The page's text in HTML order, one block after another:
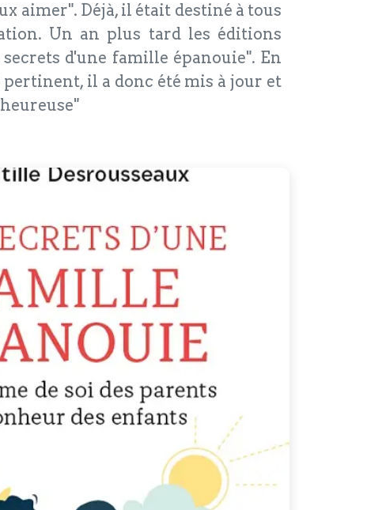
aimer". Déjà, il était destiné à tous
Un an plus tard les éditions
d'une famille épanouie". En
il a donc été mis à jour et